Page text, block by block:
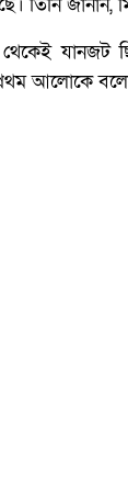
যানজট
আলোকে